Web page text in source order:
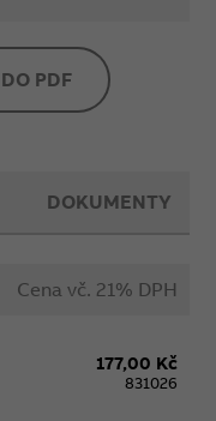
PDF
Cena vč. 21% DPH
177,00 Kč
831026
DOKUMENTY